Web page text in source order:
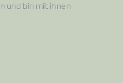
und bin mit ihnen